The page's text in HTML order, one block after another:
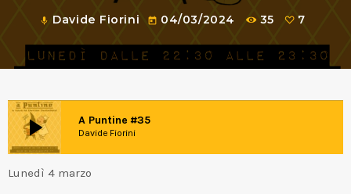
mic Davide Fiorini today 04/03/2024 35 7
play_arrow A Puntine #35
Davide Fiorini
Lunedì 4 marzo